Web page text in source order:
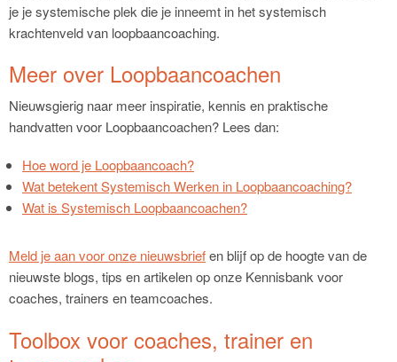
je je systemische plek die je inneemt in het systemisch
krachtenveld van loopbaancoaching.
Meer over Loopbaancoachen
Nieuwsgierig naar meer inspiratie, kennis en praktische
handvatten voor Loopbaancoachen? Lees dan:
Hoe word je Loopbaancoach?
Wat betekent Systemisch Werken in Loopbaancoaching?
Wat is Systemisch Loopbaancoachen?
Meld je aan voor onze nieuwsbriefen blijf op de hoogte van de
nieuwste blogs, tips en artikelen op onze Kennisbank voor
coaches, trainers en teamcoaches.
Toolbox voor coaches, trainer en